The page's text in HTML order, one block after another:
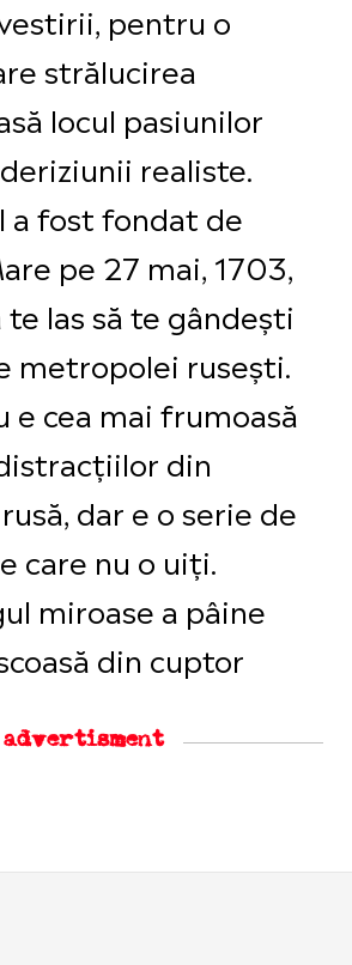
pentru o
strălucirea
locul pasiunilor
realiste.
a fost fondat de
pe 27 mai, 1703,
las să te gândești
metropolei rusești.
e cea mai frumoasă
din
dar e o serie de
care nu o uiți.
miroase a pâine
din cuptor
advertisment